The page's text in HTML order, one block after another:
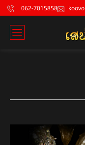
062-7015858